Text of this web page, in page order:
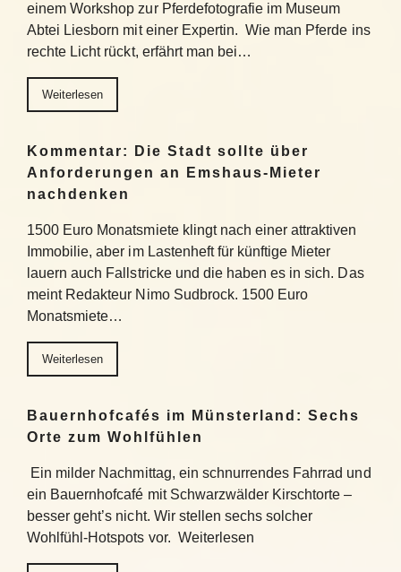
einem Workshop zur Pferdefotografie im Museum
Abtei Liesborn mit einer Expertin. Wie man Pferde ins
rechte Licht rückt, erfährt man bei…
Weiterlesen
Kommentar: Die Stadt sollte über
Anforderungen an Emshaus-Mieter
nachdenken
1500 Euro Monatsmiete klingt nach einer attraktiven
Immobilie, aber im Lastenheft für künftige Mieter
lauern auch Fallstricke und die haben es in sich. Das
meint Redakteur Nimo Sudbrock. 1500 Euro
Monatsmiete…
Weiterlesen
Bauernhofcafés im Münsterland: Sechs
Orte zum Wohlfühlen
Ein milder Nachmittag, ein schnurrendes Fahrrad und
ein Bauernhofcafé mit Schwarzwälder Kirschtorte –
besser geht’s nicht. Wir stellen sechs solcher
Wohlfühl-Hotspots vor. Weiterlesen